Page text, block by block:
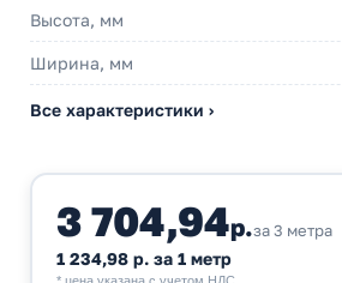
Высота, мм
Ширина, мм
Все характеристики ›
3 704,94р.за 3 метра
1 234,98 р. за 1 метр